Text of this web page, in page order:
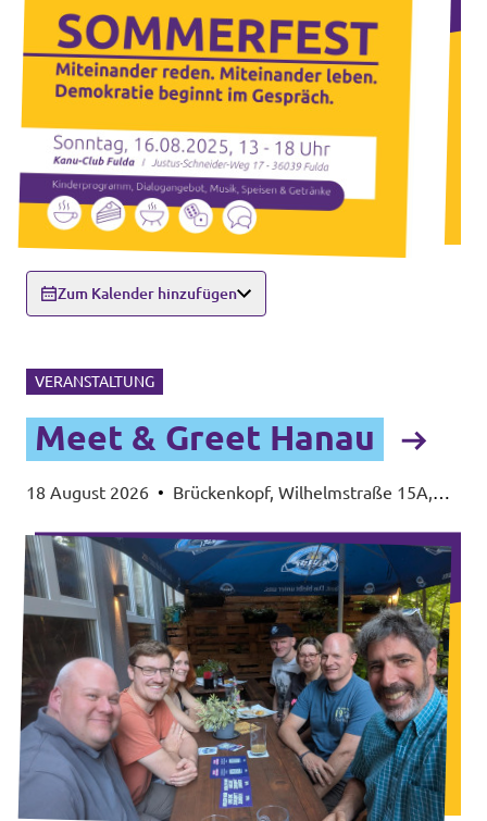
Zum Kalender hinzufügen
VERANSTALTUNG
Meet & Greet Hanau
18 August 2026 • Brückenkopf, Wilhelmstraße 15A,